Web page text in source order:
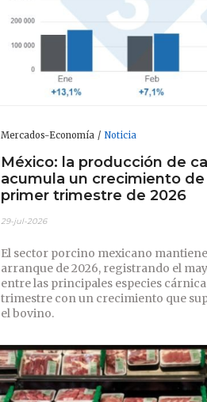
Mercados-Economía Noticia
México: la producción de
acumula un crecimiento
primer trimestre de 2026
29-jul-2026
El sector porcino mexicano
arranque de 2026, registrando el
entre las principales especies
trimestre con un crecimiento que
el bovino.